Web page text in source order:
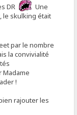
DR
Une
le skulking était
par le nombre
la convivialité
Madame
!
rajouter les